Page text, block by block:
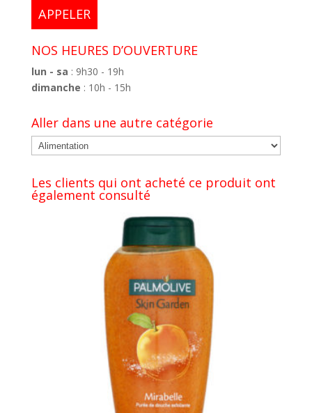
APPELER
NOS HEURES D’OUVERTURE
lun - sa : 9h30 - 19h
dimanche : 10h - 15h
Aller dans une autre catégorie
Les clients qui ont acheté ce produit ont
également consulté